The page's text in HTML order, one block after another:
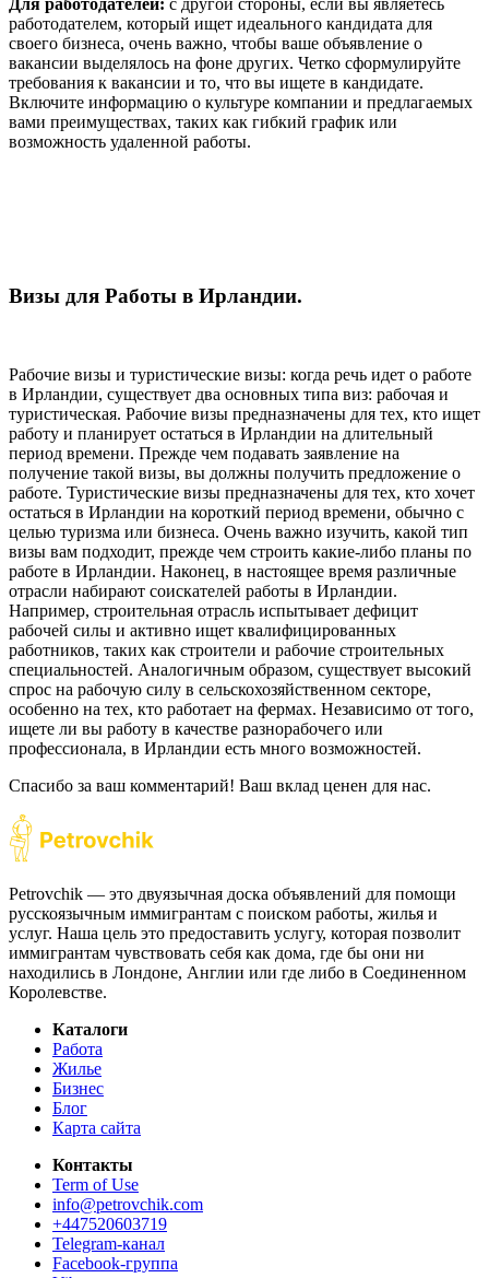
работодателем, который ищет идеального кандидата для
своего бизнеса, очень важно, чтобы ваше объявление о
вакансии выделялось на фоне других. Четко сформулируйте
требования к вакансии и то, что вы ищете в кандидате.
Включите информацию о культуре компании и предлагаемых
вами преимуществах, таких как гибкий график или
возможность удаленной работы.
Визы для Работы в Ирландии.
Рабочие визы и туристические визы: когда речь идет о работе
в Ирландии, существует два основных типа виз: рабочая и
туристическая. Рабочие визы предназначены для тех, кто ищет
работу и планирует остаться в Ирландии на длительный
период времени. Прежде чем подавать заявление на
получение такой визы, вы должны получить предложение о
работе. Туристические визы предназначены для тех, кто хочет
остаться в Ирландии на короткий период времени, обычно с
целью туризма или бизнеса. Очень важно изучить, какой тип
визы вам подходит, прежде чем строить какие-либо планы по
работе в Ирландии. Наконец, в настоящее время различные
отрасли набирают соискателей работы в Ирландии.
Например, строительная отрасль испытывает дефицит
рабочей силы и активно ищет квалифицированных
работников, таких как строители и рабочие строительных
специальностей. Аналогичным образом, существует высокий
спрос на рабочую силу в сельскохозяйственном секторе,
особенно на тех, кто работает на фермах. Независимо от того,
ищете ли вы работу в качестве разнорабочего или
профессионала, в Ирландии есть много возможностей.
Спасибо за ваш комментарий! Ваш вклад ценен для нас.
Petrovchik — это двуязычная доска объявлений для помощи
русскоязычным иммигрантам с поиском работы, жилья и
услуг. Наша цель это предоставить услугу, которая позволит
иммигрантам чувствовать себя как дома, где бы они ни
находились в Лондоне, Англии или где либо в Соединенном
Королевстве.
Каталоги
Работа
Жилье
Бизнес
Блог
Карта сайта
Контакты
Term of Use
info@petrovchik.com
+447520603719
Telegram-канал
Facebook-группа